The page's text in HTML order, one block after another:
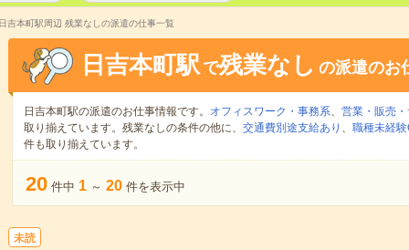
吉本町駅周辺 残業なしの派遣の仕事一覧
日吉本町駅 で残業なし の派遣のお
日吉本町駅の派遣のお仕事情報です。 オフィスワーク・事務系、 営業・販売
取り揃えています。残業なしの条件の他に、 交通費別途支給あり 、 職種未経験
件も取り揃えています。
20 件中 1 ～ 20 件を表示中
未読